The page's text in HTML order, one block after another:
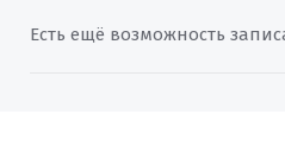
Есть ещё возможность